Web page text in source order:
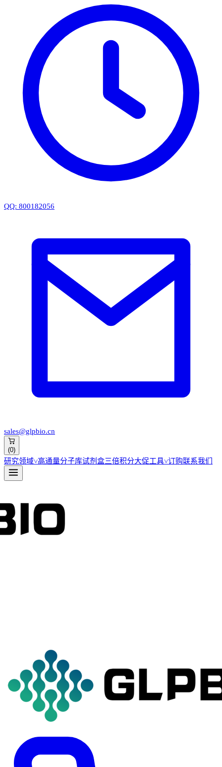
QQ: 800182056
sales@glpbio.cn
(0)
研究领域˅高通量分子库试剂盒三倍积分大促工具˅订购联系我们